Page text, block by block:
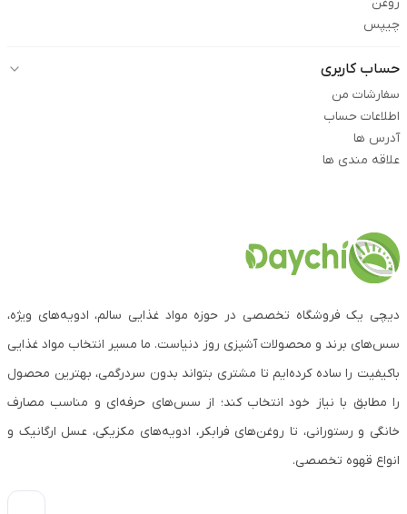
چیپس
حساب کاربری
سفارشات من
اطلاعات حساب
آدرس ها
علاقه مندی ها
دیچی یک فروشگاه تخصصی در حوزه مواد غذایی سالم، ادویه‌های ویژه،
سس‌های برند و محصولات آشپزی روز دنیاست. ما مسیر انتخاب مواد غذایی
باکیفیت را ساده کرده‌ایم تا مشتری بتواند بدون سردرگمی، بهترین محصول
را مطابق با نیاز خود انتخاب کند؛ از سس‌های حرفه‌ای و مناسب مصارف
خانگی و رستورانی، تا روغن‌های فرابکر، ادویه‌های مکزیکی، عسل ارگانیک و
انواع قهوه تخصصی.